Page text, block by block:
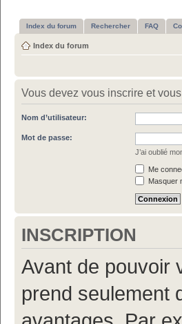
Index du forum Rechercher FAQ
Index du forum
Vous devez vous inscrire et
Nom d’utilisateur:
Mot de passe:
J’ai oublié
Me
Masquer
INSCRIPTION
Avant de pouvoir
prend seulement